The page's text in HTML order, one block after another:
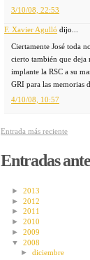
3/10/08, 22:53
F. Xavier Agulló dijo...
Ciertamente José toda
cierto también que deja
implante la RSC a su
GRI para las memorias
4/10/08, 10:57
Entrada más reciente
Entradas
► 2013
► 2012
► 2011
► 2010
► 2009
▼ 2008
►diciembre